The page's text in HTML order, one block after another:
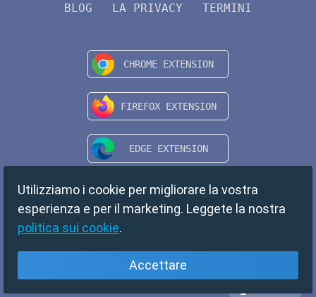
BLOG LA PRIVACY TERMINI
Utilizziamo i cookie per migliorare la vostra
esperienza e per il marketing. Leggete la nostra
politica sui cookie.
Accettare